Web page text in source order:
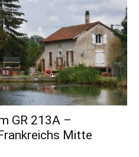
GR 213A –
Mitte